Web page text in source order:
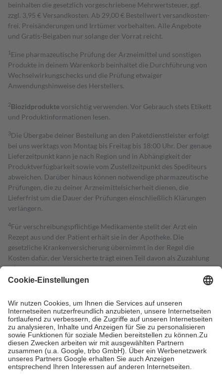
beinhalten die gesetzlich vorgeschriebene Mehrwertsteuer, ggf.
zzgl. 3,95 € Versandkosten. Ab 29,00 € Bestell­wert versand­kosten­
frei. Preisänderungen und Irrtümer vorbehalten. Alle Angebote
und Gratis-Beigaben nur solange der Vorrat reicht.
1 Eine pharmazeutische Prüfung der Arzneimittel und sonstigen
Produkte in deinem Warenkorb beinhaltet die Durchführung von
Wechselwirkungschecks und die Prüfung etwaiger
Anwendungshinweise des Herstellers.
2Biozidproduktevorsichtig verwenden. Vor Gebrauch stets Etikett
und Produktinformationen lesen.
3Die Übergabe deiner Bestellung an den Paketdienstleister erfolgt
bei uns werktags von Montag bis Freitag bis 18:00 Uhr. Der genaue
Lieferzeitpunkt kann je nach Region und in Abhängigkeit der
Produktverfügbarkeit sowie vom Zustellzeitpunkt des Spediteurs
abweichen. Darüber hinaus können notwendige pharmazeutische
Prüfungen, die zu deiner Arzneimittelsicherheit dienen, die
Lieferfrist um die Dauer der Prüfungen einschließlich Klärungen
verlängern.
4Für verschreibungspflichtige Medikamente stellt der Arzt ein
Rezept aus und der Patient erhält sie in der Apotheke. Die
gesetzliche Krankenversicherung übernimmt in der Regel die
Kosten dafür, der Versicherte trägt einen Teil davon als Zuzahlung
mit.
Grundsätzlich leisten Mitglieder Zuzahlungen in Höhe von zehn
höchstens zehn Euro.
Es sind jedoch nie mehr als die tatsächlichen
Kosten der Leistung zu entrichten.
Diese Regeln gelten grundsätzlich auch für Online-Apotheken.
Bei Heilmitteln und häuslicher Krankenpflege beträgt die
Zuzahlung zehn Prozent der Kosten sowie zehn Euro je
Verordnung.
Um das Engagement der Versicherten für ihre eigene Gesundheit zu
stärken und die besondere Stellung der Familie zu unterstützen,